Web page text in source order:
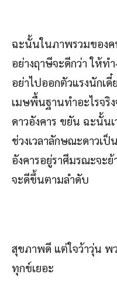
ฉะนั้นในภาพรวมของ
อย่างฤาษีจะดีกว่า ให้
อย่าไปออกตัวแรงนักเดี๋
เมษพื้นฐานทำอะไรจริ
ดาวอังคาร ขยัน ฉะนั้นเ
ช่วงเวลาลักษณะดาวเ
อังคารอยู่ราศีมรณะจะ
จะดีขึ้นตามลำดับ
สุขภาพดี แต่ใจว้าวุ่น พ
ทุกข์เยอะ